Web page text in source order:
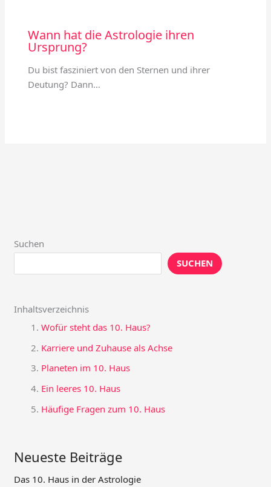
Wann hat die Astrologie ihren
Ursprung?
Du bist fasziniert von den Sternen und ihrer
Deutung? Dann…
Suchen
SUCHEN
Inhaltsverzeichnis
Wofür steht das 10. Haus?
Karriere und Zuhause als Achse
Planeten im 10. Haus
Ein leeres 10. Haus
Häufige Fragen zum 10. Haus
Neueste Beiträge
Das 10. Haus in der Astrologie